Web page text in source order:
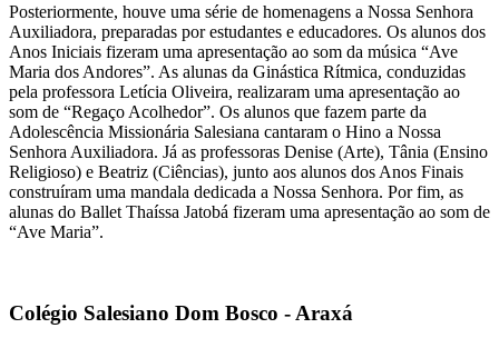
Posteriormente, houve uma série de homenagens a Nossa Senhora
Auxiliadora, preparadas por estudantes e educadores. Os alunos dos
Anos Iniciais fizeram uma apresentação ao som da música “Ave
Maria dos Andores”. As alunas da Ginástica Rítmica, conduzidas
pela professora Letícia Oliveira, realizaram uma apresentação ao
som de “Regaço Acolhedor”. Os alunos que fazem parte da
Adolescência Missionária Salesiana cantaram o Hino a Nossa
Senhora Auxiliadora. Já as professoras Denise (Arte), Tânia (Ensino
Religioso) e Beatriz (Ciências), junto aos alunos dos Anos Finais
construíram uma mandala dedicada a Nossa Senhora. Por fim, as
alunas do Ballet Thaíssa Jatobá fizeram uma apresentação ao som de
“Ave Maria”.
Colégio Salesiano Dom Bosco - Araxá